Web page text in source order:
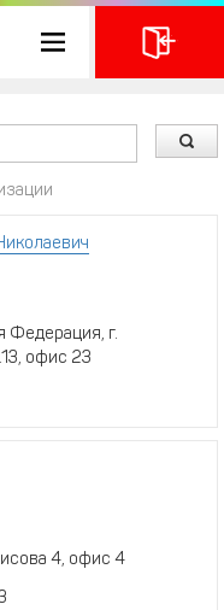
Федерация, г.
офис 23
4, офис 4